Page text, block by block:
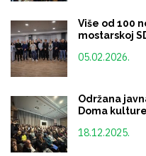
Više od 100
mostarskoj
05.02.2026.
Održana
Doma
18.12.2025.